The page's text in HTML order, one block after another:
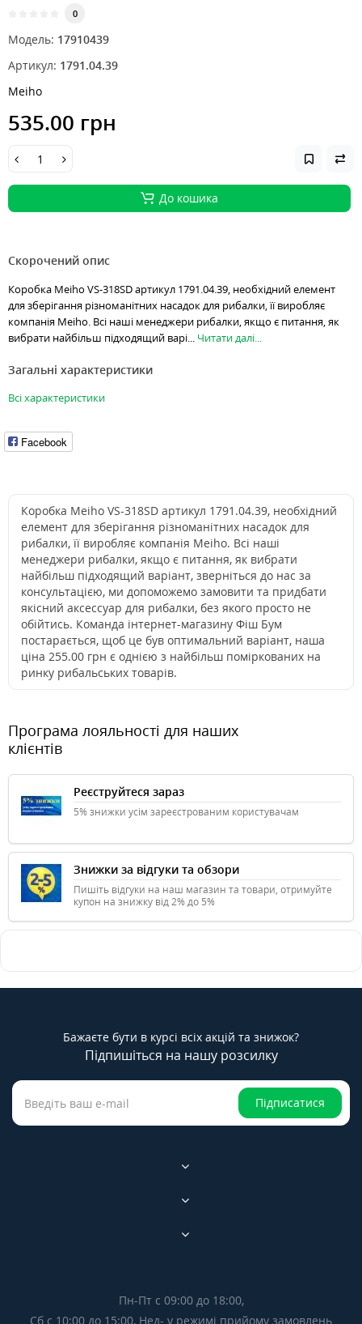
0
Модель: 17910439
Артикул: 1791.04.39
Meiho
535.00 грн
До кошика
Скорочений опис
Коробка Meiho VS-318SD артикул 1791.04.39, необхідний елемент
для зберігання різноманітних насадок для рибалки, її виробляє
компанія Meiho. Всі наші менеджери рибалки, якщо є питання, як
вибрати найбільш підходящий варі... Читати далі...
Загальні характеристики
Всі характеристики
Facebook
Коробка Meiho VS-318SD артикул 1791.04.39, необхідний
елемент для зберігання різноманітних насадок для
рибалки, її виробляє компанія Meiho. Всі наші
менеджери рибалки, якщо є питання, як вибрати
найбільш підходящий варіант, зверніться до нас за
консультацією, ми допоможемо замовити та придбати
якісний аксессуар для рибалки, без якого просто не
обійтись. Команда інтернет-магазину Фіш Бум
постарається, щоб це був оптимальний варіант, наша
ціна 255.00 грн є однією з найбільш поміркованих на
ринку рибальських товарів.
Програма лояльності для наших
клієнтів
Реєструйтеся зараз
5% знижки усім зареєстрованим користувачам
Знижки за відгуки та обзори
Пишіть відгуки на наш магазин та товари, отримуйте
купон на знижку від 2% до 5%
Бажаєте бути в курсі всіх акцій та знижок?
Підпишіться на нашу розсилку
Підписатися
Пн-Пт с 09:00 до 18:00,
Сб с 10:00 до 15:00, Нед- у режимі прийому замовлень